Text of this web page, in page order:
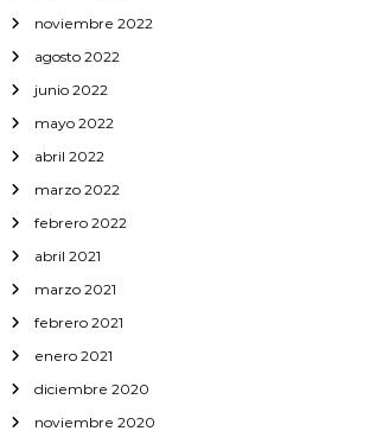
noviembre 2022
agosto 2022
junio 2022
mayo 2022
abril 2022
marzo 2022
febrero 2022
abril 2021
marzo 2021
febrero 2021
enero 2021
diciembre 2020
noviembre 2020